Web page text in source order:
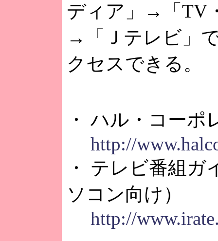
ディア」→「TV
→「Ｊテレビ」
クセスできる。
・ ハル・コーポ
http://
・ テレビ番組ガ
ソコン向け）
http://